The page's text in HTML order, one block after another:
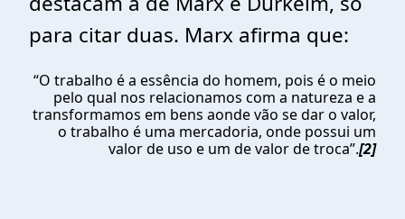
para citar duas. Marx afirma que:
“O trabalho é a essência do homem, pois é o meio
pelo qual nos relacionamos com a natureza e a
transformamos em bens aonde vão se dar o valor,
o trabalho é uma mercadoria, onde possui um
valor de uso e um de valor de troca”.[2]